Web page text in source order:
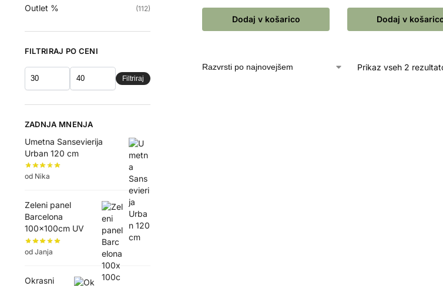
Dodaj v košarico Dodaj v
Prikaz vseh 2
Outlet % (112)
FILTRIRAJ PO CENI
Filtriraj
ZADNJA MNENJA
Umetna Sansevierija
Urban 120 cm
od Nika
Zeleni panel
Barcelona
100x100cm UV
od Janja
Okrasni